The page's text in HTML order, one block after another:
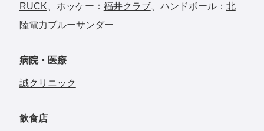
RUCK 、ホッケー： 福井クラブ、ハンドボール： 北
陸電力ブルーサンダー
病院・医療
‎誠クリニック
飲食店